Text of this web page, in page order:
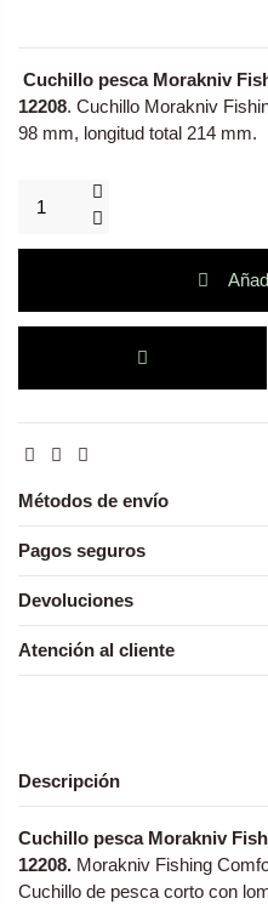
Cuchillo pesca Morakniv
12208. Cuchillo Morakniv
98 mm, longitud total 214 mm.
Métodos de envío
Pagos seguros
Devoluciones
Atención al cliente
Descripción
Cuchillo pesca Morakniv
12208. Morakniv Fishing
Cuchillo de pesca corto con